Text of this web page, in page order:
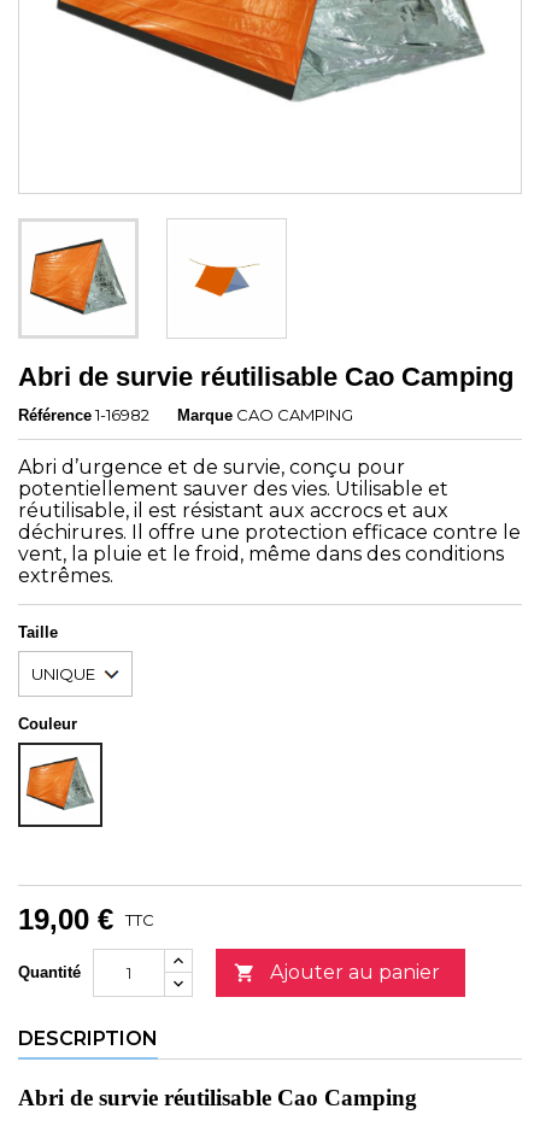
Abri de survie réutilisable Cao Camping
Référence 1-16982 Marque CAO CAMPING
Abri d’urgence et de survie, conçu pour
potentiellement sauver des vies. Utilisable et
réutilisable, il est résistant aux accrocs et aux
déchirures. Il offre une protection efficace contre le
vent, la pluie et le froid, même dans des conditions
extrêmes.
Taille
Couleur
Unicolor
19,00 € TTC
Quantité  Ajouter au panier
DESCRIPTION
Abri de survie réutilisable Cao Camping